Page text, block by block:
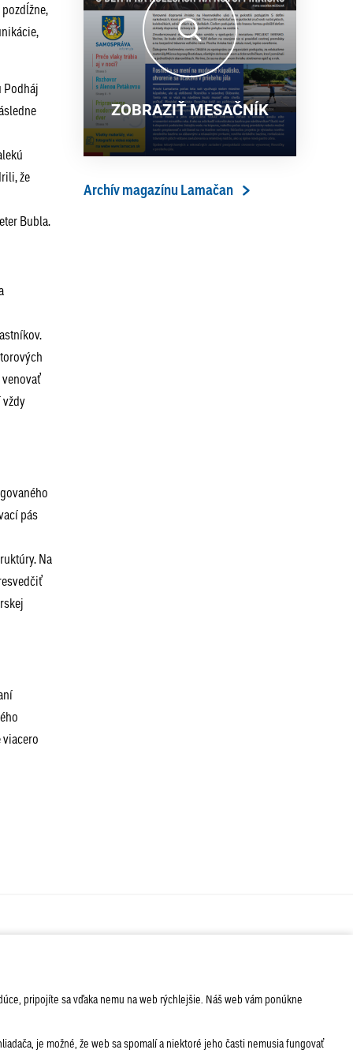
Podháj
že
Bubla.
pás
Na
18. 6. 2026
13. ročník Simultánky pod
lipami v Lamači priniesol
výborný šach aj príjemnú
komunitnú atmosféru
ZOBRAZIŤ MESAČNÍK
Archív magazínu Lamačan
PODUJATIA
pripojíte sa vďaka nemu na web rýchlejšie. Náš web vám ponúkne
je možné, že web sa spomalí a niektoré jeho časti nemusia fungovať